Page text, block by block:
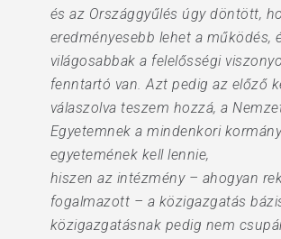
és az Országgyűlés úgy döntött,
eredményesebb lehet a működés,
világosabbak a felelősségi
fenntartó van. Azt pedig az előző
válaszolva teszem hozzá, a
Egyetemnek a mindenkori
egyetemének kell lennie,
hiszen az intézmény – ahogyan
fogalmazott – a közigazgatás
közigazgatásnak pedig nem